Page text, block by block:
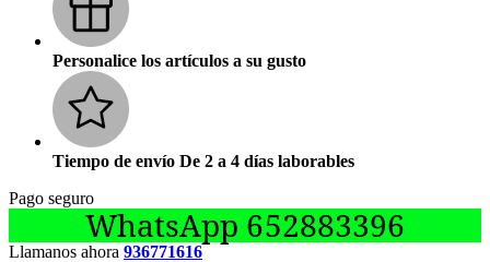
Personalice los artículos a su gusto
Tiempo de envío De 2 a 4 días laborables
Pago seguro
WhatsApp 652883396
Llamanos ahora 936771616